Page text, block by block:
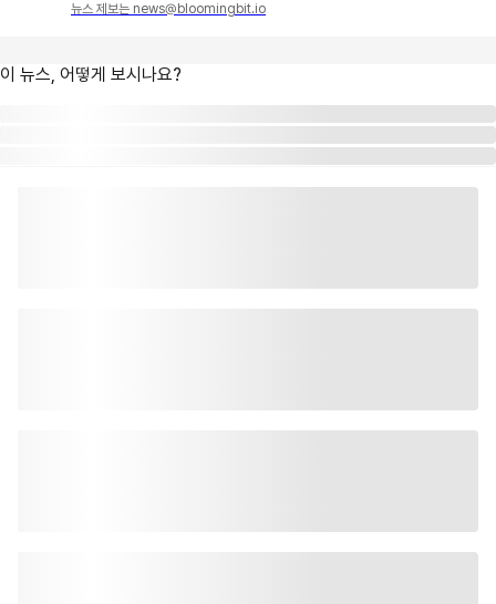
뉴스 제보는 news@bloomingbit.io
이 뉴스, 어떻게 보시나요?